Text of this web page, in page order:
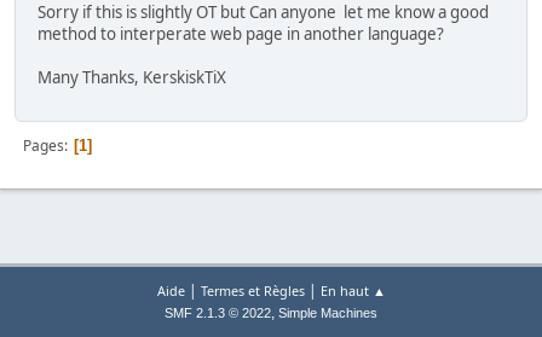
Sorry if this is slightly OT but Can anyone let me know a good
method to interperate web page in another language?
Many Thanks, KerskiskTiX
Pages 1
Aide| Termes et Règles| En haut ▲
SMF 2.1.3 © 2022, Simple Machines